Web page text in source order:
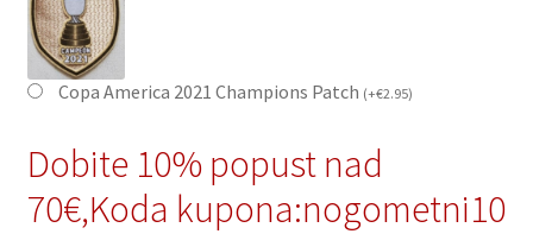
Copa America 2021 Champions Patch (+€2.95)
Dobite 10% popust nad
70€,Koda kupona:nogometni10